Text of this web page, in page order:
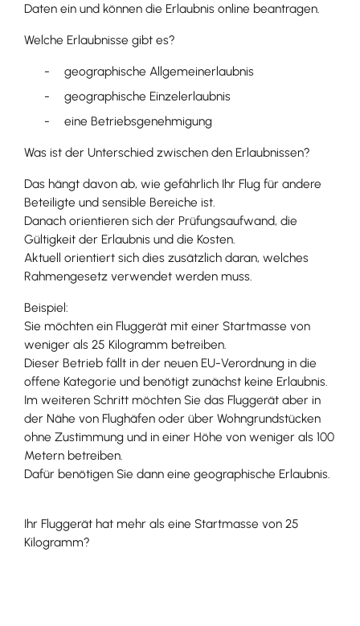
Daten ein und können die Erlaubnis online beantragen.
Welche Erlaubnisse gibt es?
geographische Allgemeinerlaubnis
geographische Einzelerlaubnis
eine Betriebsgenehmigung
Was ist der Unterschied zwischen den Erlaubnissen?
Das hängt davon ab, wie gefährlich Ihr Flug für andere
Beteiligte und sensible Bereiche ist.
Danach orientieren sich der Prüfungsaufwand, die
Gültigkeit der Erlaubnis und die Kosten.
Aktuell orientiert sich dies zusätzlich daran, welches
Rahmengesetz verwendet werden muss.
Beispiel:
Sie möchten ein Fluggerät mit einer Startmasse von
weniger als 25 Kilogramm betreiben.
Dieser Betrieb fällt in der neuen EU-Verordnung in die
offene Kategorie und benötigt zunächst keine Erlaubnis.
Im weiteren Schritt möchten Sie das Fluggerät aber in
der Nähe von Flughäfen oder über Wohngrundstücken
ohne Zustimmung und in einer Höhe von weniger als 100
Metern betreiben.
Dafür benötigen Sie dann eine geographische Erlaubnis.
Ihr Fluggerät hat mehr als eine Startmasse von 25
Kilogramm?